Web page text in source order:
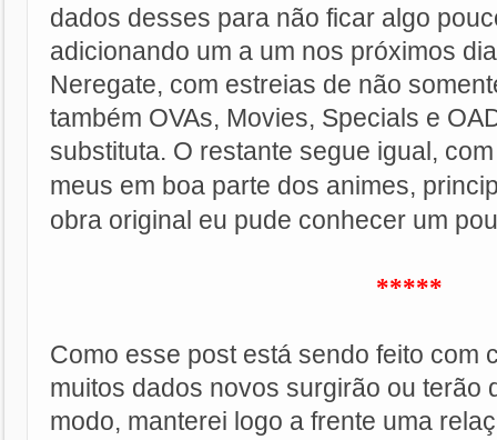
dados desses para não ficar algo
adicionando um a um nos próximos
Neregate, com estreias de não
também OVAs, Movies, Specials e
substituta. O restante segue igual,
meus em boa parte dos animes,
obra original eu pude conhecer um
*****
Como esse post está sendo feito com
muitos dados novos surgirão ou terão
modo, manterei logo a frente uma